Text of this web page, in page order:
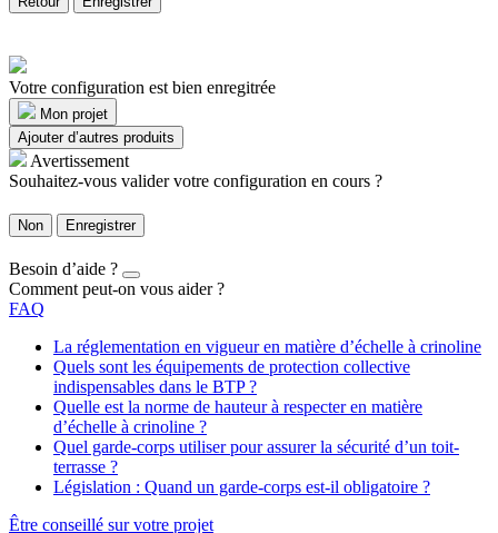
Votre configuration est bien enregitrée
Mon projet
Ajouter d’autres produits
Avertissement
Souhaitez-vous valider votre configuration en cours ?
Non Enregistrer
Besoin d’aide ?
Comment peut-on vous aider ?
FAQ
La réglementation en vigueur en matière d’échelle à crinoline
Quels sont les équipements de protection collective
indispensables dans le BTP ?
Quelle est la norme de hauteur à respecter en matière
d’échelle à crinoline ?
Quel garde-corps utiliser pour assurer la sécurité d’un toit-
terrasse ?
Législation : Quand un garde-corps est-il obligatoire ?
Être conseillé sur votre projet